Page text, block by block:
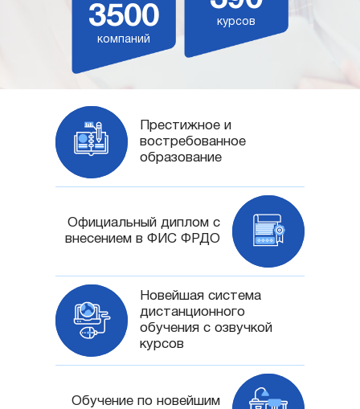
3500
компаний
курсов
Престижное и
востребованное
образование
Официальный диплом с
внесением в ФИС ФРДО
Новейшая система
дистанционного
обучения с озвучкой
курсов
Обучение по новейшим